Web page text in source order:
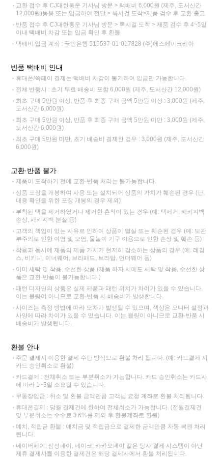
교환 접수 후 CJ대한통운 기사님 방문 > 택배비 6,000원 (제주, 도서산간
12,000원)동봉 또는 입금하여 전달 > 록시걸 도착>제품 검수 후 교환 출고
반품 접수 후 CJ대한통운 기사님 방문 > 록시걸 도착 > 제품 검수 후 4~5일
이내 택배비 차감 또는 입금 확인 후 환불
택배비 입금 계좌 : 국민은행 515537-01-017828 (주)에스에이코리아
반품 택배비 안내
휴대폰/쓱페이 결제는 택배비 차감이 불가하여 입금만 가능합니다.
전체 반품시 : 초기 무료 배송비 포함 6,000원 (제주, 도서산간 12,000원)
최초 구매 5만원 이상, 반품 후 최종 구매 금액 5만원 이상 : 3,000원 (제주,
도서산간 6,000원)
최초 구매 5만원 이상, 반품 후 최종 구매 금액 5만원 미만 : 3,000원 (제주,
도서산간 6,000원)
최초 구매 5만원 미만, 초기 배송비 결제한 경우 : 3,000원 (제주, 도서산간
6,000원)
교환·반품 불가
제품이 도착하기 전에 교환·반품 처리는 불가능합니다.
상품 포장을 개봉하여 사용 또는 설치되어 상품의 가치가 훼손된 경우 (단,
내용 확인을 위한 포장 개봉의 경우 제외)
부착된 택을 제거하였거나 제거한 흔적이 있는 경우 (예: 택제거, 패키지백
손상, 패키지백 분실 등)
고객의 책임이 있는 사유로 인하여 상품이 멸실 또는 훼손된 경우 (예: 보관
부주의로 인한 이염 및 오염, 물놀이 기구 이용으로 인한 손상 및 훼손 등)
착용과 동시에 제품의 제품 가치가 현저히 감소하는 상품의 경우 (예: 레깅
스, 비키니, 이너웨어, 브라패드, 브라탑, 언더웨어 등)
이미 세탁 및 착용, 수선한 상품 (제품 하자 시에도 세탁 및 착용, 수선한 상
품은 교환·반품이 불가능합니다.)
패턴 디자인의 상품은 실제 제품과 패턴 위치가 차이가 있을 수 있습니다.
이는 불량이 아니므로 교환·반품 시 배송비가 발생합니다.
사이즈는 측정 방법에 따라 오차가 발생될 수 있으며, 색상은 모니터 설정과
사양에 따라 차이가 있을 수 있습니다. 이는 불량이 아니므로 교환·반품 시
배송비가 발생됩니다.
환불 안내
주문 결제시 이용한 결제 수단 방식으로 환불 처리 됩니다. (예: 카드결제 시
카드 승인취소로 환불)
카드결제 : 전체취소 또는 부분취소가 가능합니다. 카드 승인취소는 카드사
에 따라 1~3일 소요될 수 있습니다.
무통장입금 : 취소 및 환불 금액만큼 고객님 요청 계좌로 환불 처리됩니다.
휴대폰결제 : 당월 결제건에 한하여 전체취소가 가능합니다. (전월결제건
및 부분취소는 수수료 3.6%를 제외 후 환불계좌로 환불)
예치, 적립금 환불 : 예치금 및 적립금으로 결제한 금액만큼 자동 복원 처리
됩니다.
네이버페이, 삼성페이, 페이코, 카카오페이 같은 당사 결제 시스템이 아닌
제휴 결제사를 이용한 결제건은 해당 결제사에서 환불 처리됩니다.